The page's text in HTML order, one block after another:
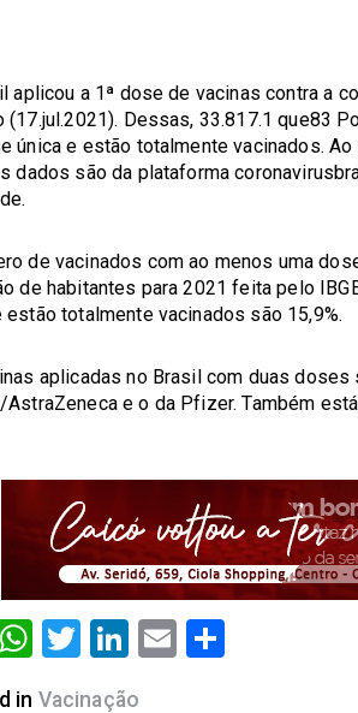
aplicou a 1ª dose de vacinas contra a
(17.jul.2021). Dessas, 33.817.1 que83
única e estão totalmente vacinados.
dados são da plataforma
de vacinados com ao menos uma
de habitantes para 2021 feita pelo
estão totalmente vacinados são 15,9%.
aplicadas no Brasil com duas doses
e o da Pfizer. Também
WhatsApp
Twitter
LinkedIn
Email
in Vacinação